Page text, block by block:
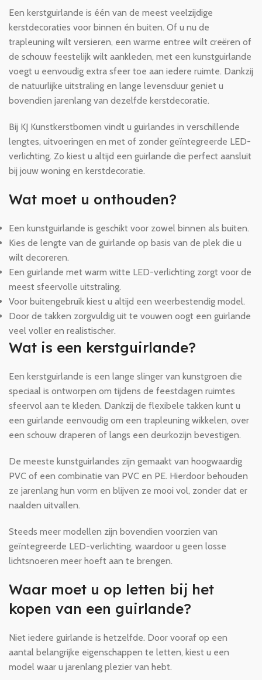
Een kerstguirlande is één van de meest veelzijdige
kerstdecoraties voor binnen én buiten. Of u nu de
trapleuning wilt versieren, een warme entree wilt creëren of
de schouw feestelijk wilt aankleden, met een kunstguirlande
voegt u eenvoudig extra sfeer toe aan iedere ruimte. Dankzij
de natuurlijke uitstraling en lange levensduur geniet u
bovendien jarenlang van dezelfde kerstdecoratie.
Bij KJ Kunstkerstbomen vindt u guirlandes in verschillende
lengtes, uitvoeringen en met of zonder geïntegreerde LED-
verlichting. Zo kiest u altijd een guirlande die perfect aansluit
bij jouw woning en kerstdecoratie.
Wat moet u onthouden?
Een kunstguirlande is geschikt voor zowel binnen als buiten.
Kies de lengte van de guirlande op basis van de plek die u
wilt decoreren.
Een guirlande met warm witte LED-verlichting zorgt voor de
meest sfeervolle uitstraling.
Voor buitengebruik kiest u altijd een weerbestendig model.
Door de takken zorgvuldig uit te vouwen oogt een guirlande
veel voller en realistischer.
Wat is een kerstguirlande?
Een kerstguirlande is een lange slinger van kunstgroen die
speciaal is ontworpen om tijdens de feestdagen ruimtes
sfeervol aan te kleden. Dankzij de flexibele takken kunt u
een guirlande eenvoudig om een trapleuning wikkelen, over
een schouw draperen of langs een deurkozijn bevestigen.
De meeste kunstguirlandes zijn gemaakt van hoogwaardig
PVC of een combinatie van PVC en PE. Hierdoor behouden
ze jarenlang hun vorm en blijven ze mooi vol, zonder dat er
naalden uitvallen.
Steeds meer modellen zijn bovendien voorzien van
geïntegreerde LED-verlichting, waardoor u geen losse
lichtsnoeren meer hoeft aan te brengen.
Waar moet u op letten bij het
kopen van een guirlande?
Niet iedere guirlande is hetzelfde. Door vooraf op een
aantal belangrijke eigenschappen te letten, kiest u een
model waar u jarenlang plezier van hebt.